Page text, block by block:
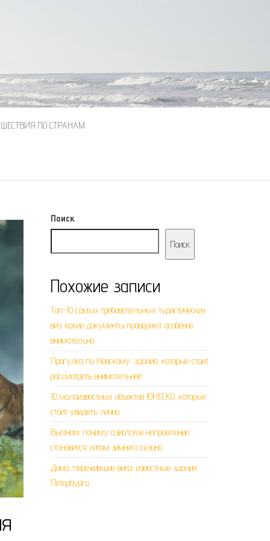
ПО СТРАНАМ
Поиск
Поиск
Похожие записи
Топ-10 самых требовательных туристических
виз: какие документы проверяют особенно
внимательно
Прогулка по Невскому: здания, которые стоит
рассмотреть внимательнее
10 малоизвестных объектов ЮНЕСКО, которые
стоит увидеть лично
Вьетнам: почему азиатское направление
становится хитом зимнего сезона
Дома, пережившие века: известные здания
Петербурга